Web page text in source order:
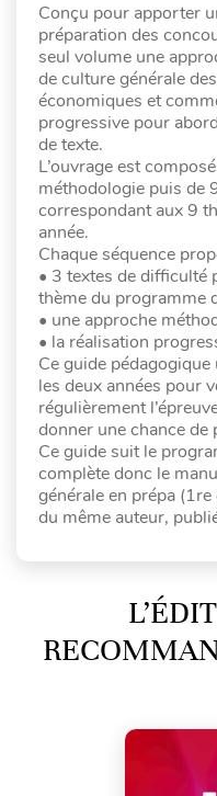
Conçu pour apporter
préparation des
seul volume une
de culture générale
économiques et
progressive pour
de texte.
L’ouvrage est
méthodologie puis de
correspondant aux 9
année.
Chaque séquence
• 3 textes de difficulté
thème du programme
• une approche
• la réalisation
Ce guide
les deux années pour
régulièrement
donner une chance
Ce guide suit le
complète donc le
générale en prépa
du même auteur,